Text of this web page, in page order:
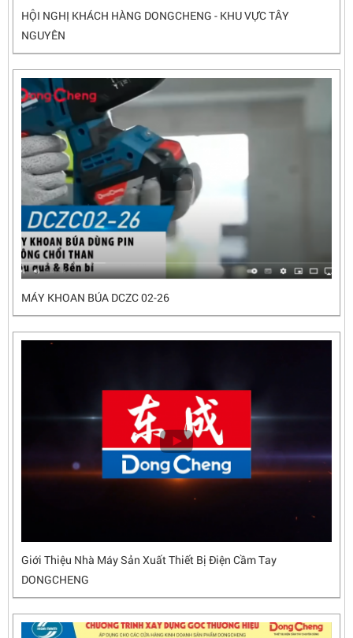
HỘI NGHỊ KHÁCH HÀNG DONGCHENG - KHU VỰC TÂY
NGUYÊN
MÁY KHOAN BÚA DCZC 02-26
Giới Thiệu Nhà Máy Sản Xuất Thiết Bị Điện Cầm Tay
DONGCHENG